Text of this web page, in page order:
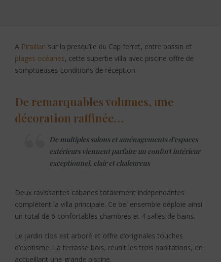
A Piraillan sur la presqu’île du Cap ferret, entre bassin et
plages océanes, cette superbe villa avec piscine offre de
somptueuses conditions de réception.
De remarquables volumes, une
décoration raffinée…
De multiples salons et aménagements d’espaces
extérieurs viennent parfaire un confort intérieur
exceptionnel, clair et chaleureux
Deux ravissantes cabanes totalement indépendantes
complètent la villa principale. Ce bel ensemble déploie ainsi
un total de 6 confortables chambres et 4 salles de bains.
Le jardin clos est arboré et offre d’originales touches
d’exotisme. La terrasse bois, réunit les trois habitations, en
accueillant une grande piscine.